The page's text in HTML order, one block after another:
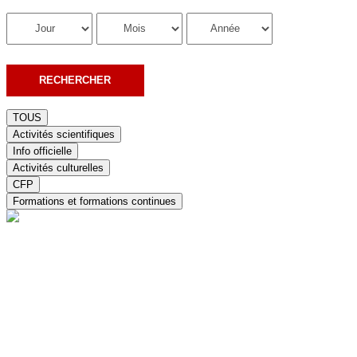
TOUS
Activités scientifiques
Info officielle
Activités culturelles
CFP
Formations et formations continues